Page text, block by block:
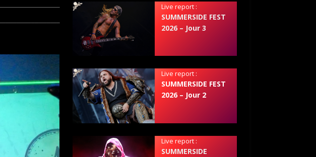
Live report :
SUMMERSIDE FEST
2026 – Jour 3
Live report :
SUMMERSIDE FEST
2026 – Jour 2
Live report :
SUMMERSIDE